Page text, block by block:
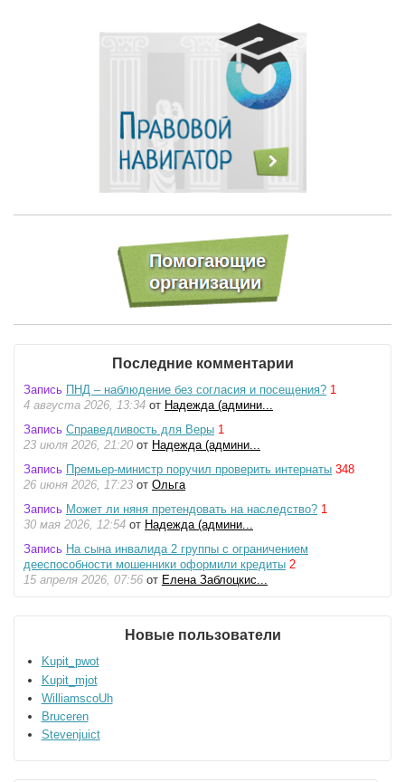
Последние комментарии
Запись ПНД – наблюдение без согласия и посещения? 1
4 августа 2026, 13:34 от Надежда (админи...
Запись Справедливость для Веры 1
23 июля 2026, 21:20 от Надежда (админи...
Запись Премьер-министр поручил проверить интернаты 348
26 июня 2026, 17:23 от Ольга
Запись Может ли няня претендовать на наследство? 1
30 мая 2026, 12:54 от Надежда (админи...
Запись На сына инвалида 2 группы с ограничением
дееспособности мошенники оформили кредиты 2
15 апреля 2026, 07:56 от Елена Заблоцкис...
Новые пользователи
Kupit_pwot
Kupit_mjot
WilliamscoUh
Bruceren
Stevenjuict